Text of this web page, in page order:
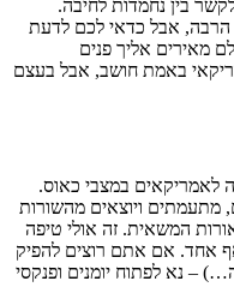
בין נחמדות לחיבה.
הרבה, אבל כדאי לכם לדעת
מאירים אליך פנים
באמת חושב, אבל בעצם
לאמריקאים במצבי כאוס.
מתעמתים ויוצאים מהשורות
המשאית. זה אולי טיפה
אחד. אם אתם רוצים להפיק
– נא לפתוח יומנים ופנקסי